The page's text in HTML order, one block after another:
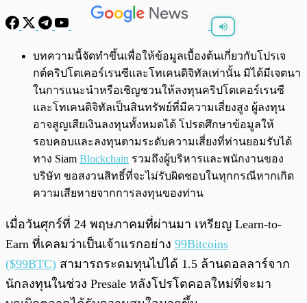
พร้อมเล่น 0:00/0:00
บทความนี้จัดทำขึ้นเพื่อให้ข้อมูลเบื้องต้นเกี่ยวกับโปรเจ
กต์คริปโตเคอร์เรนซีและโทเคนดิจิทัลเท่านั้น มิได้มีเจตนา
ในการแนะนำหรือเชิญชวนให้ลงทุนคริปโตเคอร์เรนซี
และโทเคนดิจิทัลเป็นสินทรัพย์ที่มีความเสี่ยงสูง ผู้ลงทุน
อาจสูญเสียเงินลงทุนทั้งหมดได้ โปรดศึกษาข้อมูลให้
รอบคอบและลงทุนตามระดับความเสี่ยงที่ท่านยอมรับได้
ทาง Siam Blockchain รวมถึงผู้บริหารและพนักงานของ
บริษัท ขอสงวนสิทธิ์ที่จะไม่รับผิดชอบในทุกกรณีหากเกิด
ความเสียหายจากการลงทุนของท่าน
เมื่อวันศุกร์ที่ 24 พฤษภาคมที่ผ่านมา เหรียญ Learn-to-
Earn ที่เคลมว่าเป็นเจ้าแรกอย่าง 99Bitcoins
($99BTC) สามารถระดมทุนไปได้ 1.5 ล้านดอลลาร์จาก
นักลงทุนในช่วง Presale หลังโปรโตคอลใหม่ที่จะมา